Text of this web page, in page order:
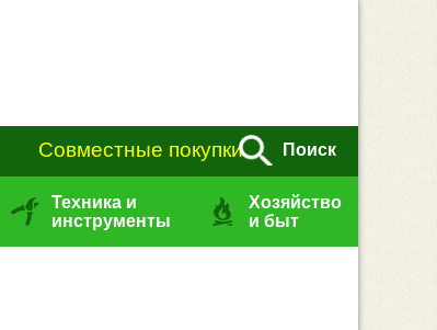
Совместные покупки Поиск
Техника и
инструменты
Хозяйство
и быт